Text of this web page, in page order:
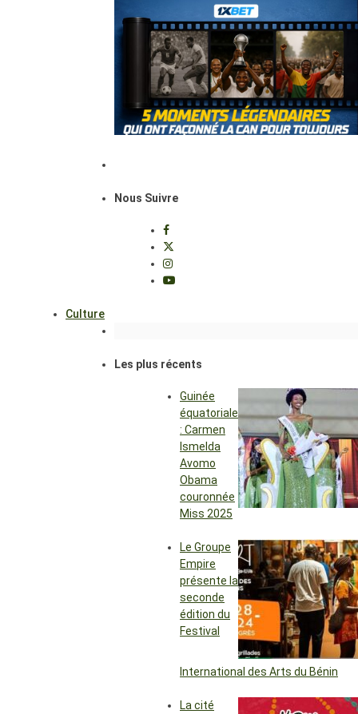
Nous Suivre
Culture
Les plus récents
Guinée
équatoriale
: Carmen
Ismelda
Avomo
Obama
couronnée
Miss 2025
Le Groupe
Empire
présente la
seconde
édition du
Festival
International des Arts du Bénin
La cité